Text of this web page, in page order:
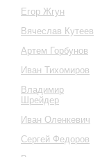
Егор Жгун
Вячеслав Кутеев
Артем Горбунов
Иван Тихомиров
Владимир
Шрейдер
Иван Оленкевич
Сергей Федоров